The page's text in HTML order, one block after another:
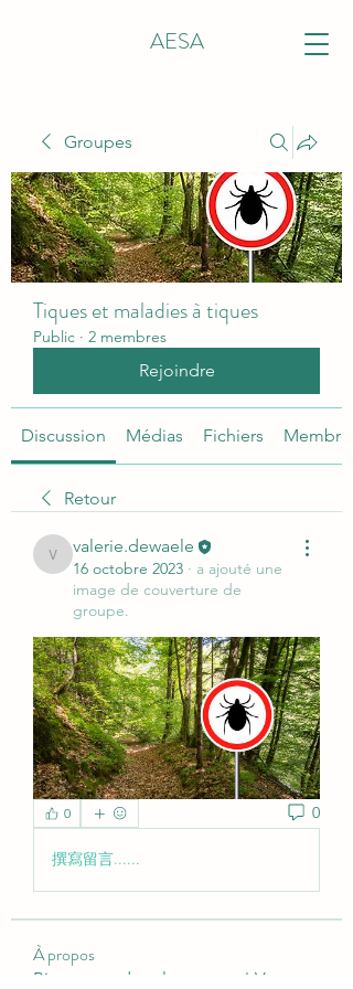
AESA
Groupes
Tiques et maladies à tiques
Public · 2 membres
Rejoindre
Discussion Médias Fichiers Membres
Retour
valerie.dewaele
valerie.dewaele
16 octobre 2023 · a ajouté une
image de couverture de
groupe.
0 0
撰寫留言......
À propos
Bienvenue dans le groupe ! Vous